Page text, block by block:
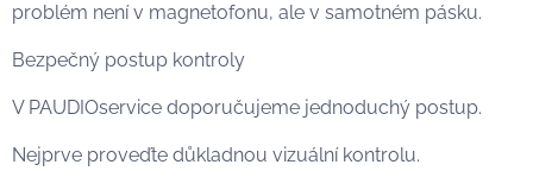
problém není v magnetofonu, ale v samotném pásku.
Bezpečný postup kontroly
V PAUDIOservice doporučujeme jednoduchý postup.
Nejprve proveďte důkladnou vizuální kontrolu.